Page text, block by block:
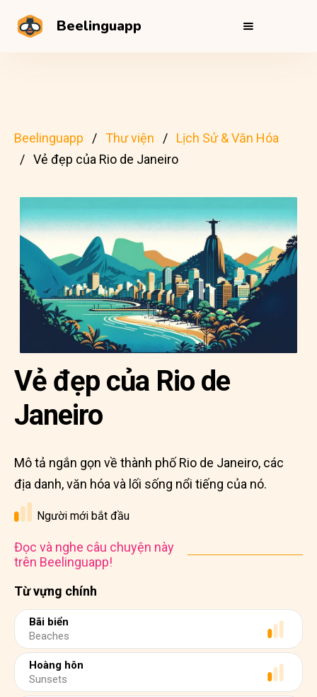
Beelinguapp
Beelinguapp Thư viện
Lịch Sử & Văn Hóa
Vẻ đẹp của Rio de Janeiro
Từ vựng chính
Bãi biển
Beaches
Hoàng hôn
Sunsets
Vẻ đẹp của Rio de
Janeiro
Mô tả ngắn gọn về thành phố Rio de Janeiro, các
địa danh, văn hóa và lối sống nổi tiếng của nó.
Người mới bắt đầu
Đọc và nghe câu chuyện này
trên Beelinguapp!